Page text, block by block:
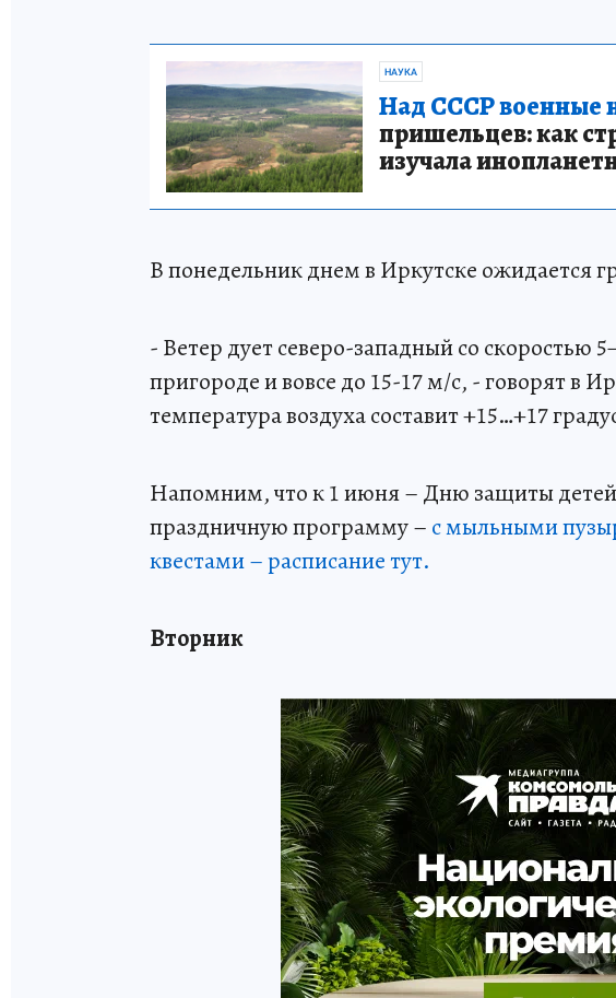
НАУКА
Над СССР военные
пришельцев: как
изучала
В понедельник днем в Иркутске ожидается
- Ветер дует северо-западный со скоростью
пригороде и вовсе до 15-17 м/с, - говорят в
температура воздуха составит +15…+17
Напомним, что к 1 июня – Дню защиты
праздничную программу – с мыльными
квестами – расписание тут.
Вторник